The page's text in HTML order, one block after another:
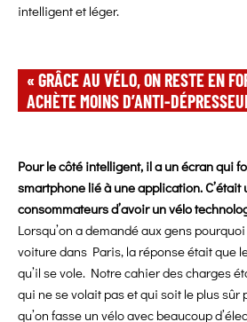
intelligent et léger.
« GRÂCE AU VÉLO, ON RESTE EN
ACHÈTE MOINS D’ANTI-
Pour le côté intelligent, il a un écran qui
smartphone lié à une application. C’était
consommateurs d’avoir un vélo
Lorsqu’on a demandé aux gens
voiture dans Paris, la réponse était que
qu’il se vole. Notre cahier des charges
qui ne se volait pas et qui soit le plus
qu’on fasse un vélo avec beaucoup